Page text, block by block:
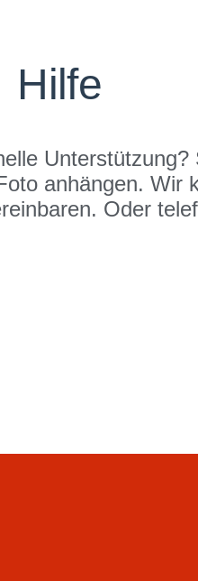
Hilfe
Unterstützung?
anhängen. Wir
Oder